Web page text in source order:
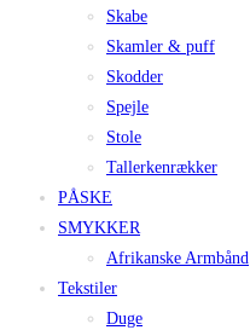
Skabe
Skamler & puff
Skodder
Spejle
Stole
Tallerkenrækker
PÅSKE
SMYKKER
Afrikanske Armbånd
Tekstiler
Duge